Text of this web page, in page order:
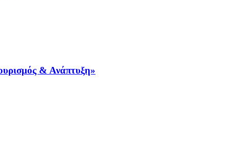
& Ανάπτυξη»